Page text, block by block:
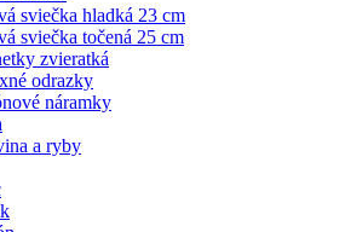
sviečka hladká 23 cm
sviečka točená 25 cm
zvieratká
odrazky
náramky
a ryby